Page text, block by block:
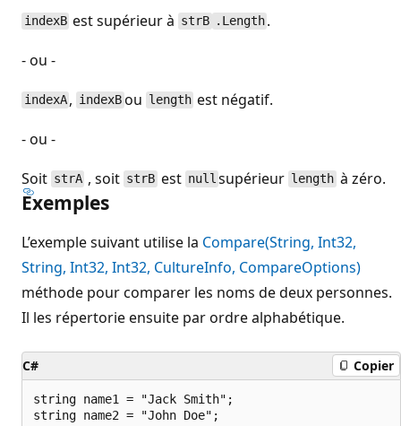
indexB est supérieur à strB .Length .
- ou -
indexA , indexBou length est négatif.
- ou -
Soit strA , soit strBest null supérieur length à zéro.
Exemples
L’exemple suivant utilise la Compare(String, Int32,
String, Int32, Int32, CultureInfo, CompareOptions)
méthode pour comparer les noms de deux personnes.
Il les répertorie ensuite par ordre alphabétique.
C# Copier
string name1 = "Jack Smith";
string name2 = "John Doe";